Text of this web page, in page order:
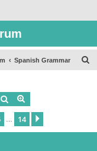
Spanish Grammar
Buscar
14